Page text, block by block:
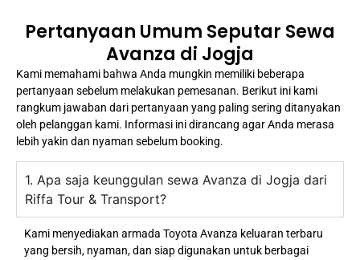
Pertanyaan Umum Seputar Sewa
Avanza di Jogja
Kami memahami bahwa Anda mungkin memiliki beberapa
pertanyaan sebelum melakukan pemesanan. Berikut ini kami
rangkum jawaban dari pertanyaan yang paling sering ditanyakan
oleh pelanggan kami. Informasi ini dirancang agar Anda merasa
lebih yakin dan nyaman sebelum booking.
1. Apa saja keunggulan sewa Avanza di Jogja dari
Riffa Tour & Transport?
Kami menyediakan armada Toyota Avanza keluaran terbaru
yang bersih, nyaman, dan siap digunakan untuk berbagai